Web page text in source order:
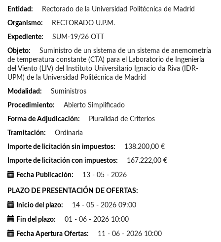
Entidad
Rectorado de la Universidad Politécnica de Madrid
Organismo
RECTORADO U.P.M.
Expediente
SUM-19/26 OTT
Objeto
Suministro de un sistema de un sistema de anemometría
de temperatura constante (CTA) para el Laboratorio de Ingeniería
del Viento (LIV) del Instituto Universitario Ignacio da Riva (IDR-
UPM) de la Universidad Politécnica de Madrid
Modalidad
Suministros
Procedimiento
Abierto Simplificado
Forma de Adjudicación
Pluralidad de Criterios
Tramitación
Ordinaria
Importe de licitación sin impuestos
138.200,00 €
Importe de licitación con impuestos
167.222,00 €
Fecha Publicación 13 - 05 - 2026
PLAZO DE PRESENTACIÓN DE OFERTAS
Inicio del plazo 14 - 05 - 2026 09:00
Fin del plazo 01 - 06 - 2026 10:00
Fecha Apertura Ofertas
11 - 06 - 2026 10:00